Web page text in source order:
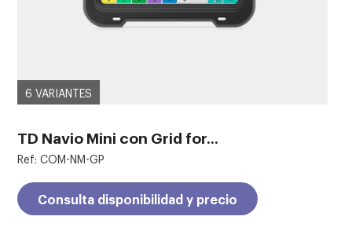
6 VARIANTES
TD Navio Mini con Grid for...
Ref: COM-NM-GP
Consulta disponibilidad y precio